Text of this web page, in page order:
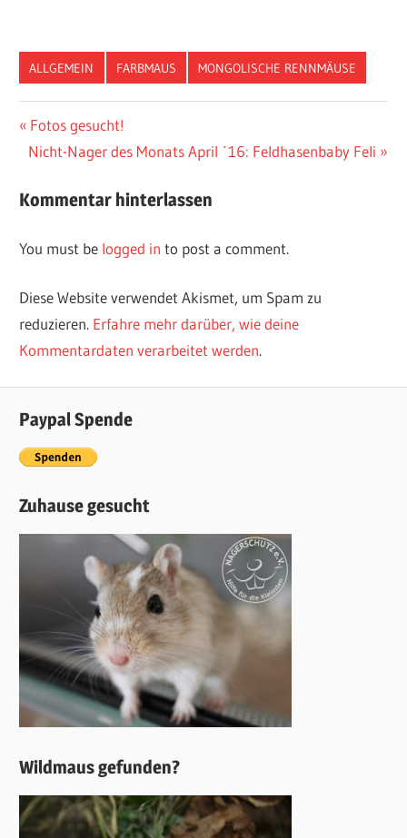
ALLGEMEIN FARBMAUS MONGOLISCHE RENNMÄUSE
Post
Vorheriger
Beitrag:
Fotos gesucht!
Nächster
Nicht-Nager des Monats April ´16: Feldhasenbaby Feli
Kommentar hinterlassen
You must be logged in to post a comment.
Diese Website verwendet Akismet, um Spam zu
reduzieren. Erfahre mehr darüber, wie deine
Kommentardaten verarbeitet werden.
Paypal Spende
Zuhause gesucht
Wildmaus gefunden?